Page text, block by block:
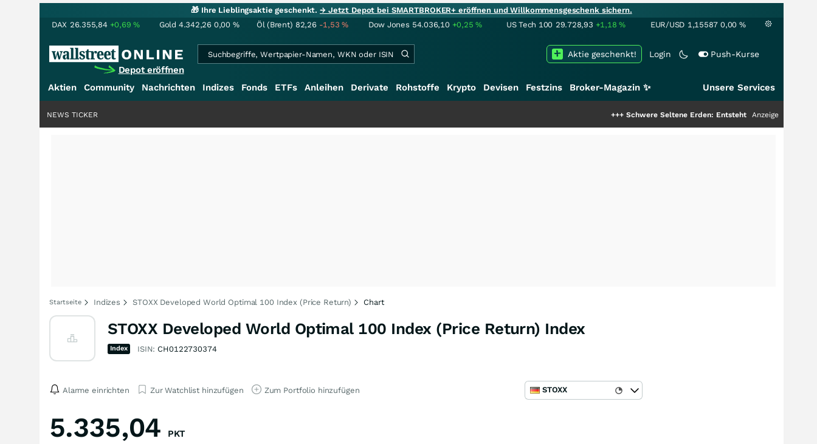
🎁 Ihre Lieblingsaktie geschenkt.→ Jetzt Depot bei SMARTBROKER+ eröffnen und Willkommensgeschenk sichern.
DAX 26.355,84 +0,69% Gold 4.342,26 0,00 % Öl (Brent) 82,26 -1,53% Dow Jones 54.036,10 +0,25% US Tech 100 29.728,93 +1,18% EUR/USD 1,15587 0,00 %
Depot eröffnen
Login Push-Kurse
Aktie geschenkt!
Aktien Community Nachrichten Indizes Fonds ETFs Anleihen Derivate Rohstoffe Krypto Devisen Festzins Broker-Magazin ✨ Unsere Services
Schwere Seltene Erden: Entsteht hier die nächste
Anzeige
NEWS TICKER
Startseite Indizes STOXX Developed World Optimal 100 Index (Price Return) Chart
STOXX Developed World Optimal 100 Index (Price Return) Index
Index ISIN: CH0122730374
Alarme einrichten Zur Watchlist hinzufügen Zum Portfolio hinzufügen STOXX
5.335,04 PKT